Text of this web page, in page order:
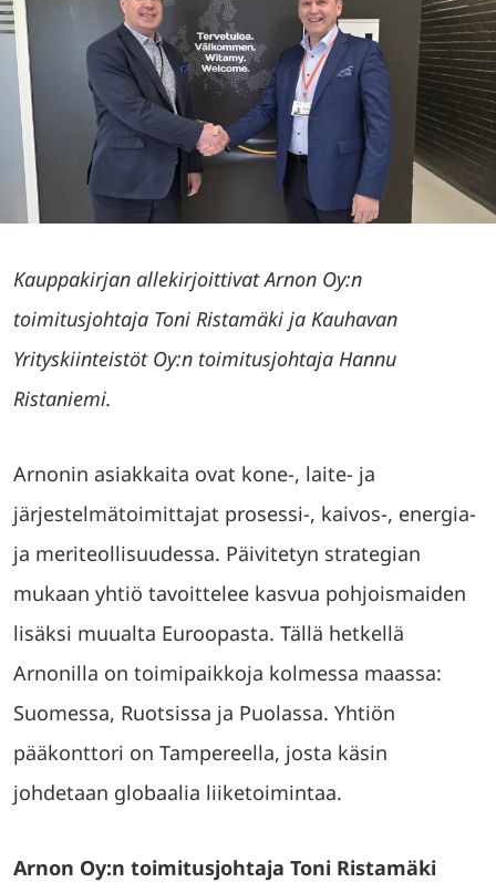
Kauppakirjan allekirjoittivat Arnon Oy:n
toimitusjohtaja Toni Ristamäki ja Kauhavan
Yrityskiinteistöt Oy:n toimitusjohtaja Hannu
Ristaniemi.
Arnonin asiakkaita ovat kone-, laite- ja
järjestelmätoimittajat prosessi-, kaivos-, energia-
ja meriteollisuudessa. Päivitetyn strategian
mukaan yhtiö tavoittelee kasvua pohjoismaiden
lisäksi muualta Euroopasta. Tällä hetkellä
Arnonilla on toimipaikkoja kolmessa maassa:
Suomessa, Ruotsissa ja Puolassa. Yhtiön
pääkonttori on Tampereella, josta käsin
johdetaan globaalia liiketoimintaa.
Arnon Oy:n toimitusjohtaja Toni Ristamäki